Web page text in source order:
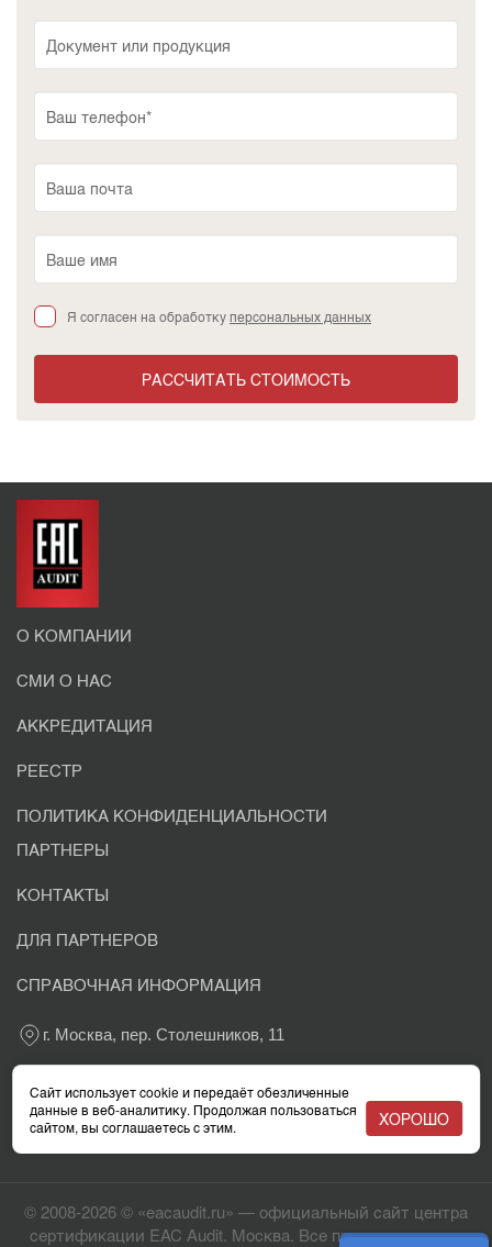
Я согласен на обработкуперсональных данных
РАССЧИТАТЬ СТОИМОСТЬ
О КОМПАНИИ
СМИ О НАС
АККРЕДИТАЦИЯ
РЕЕСТР
ПОЛИТИКА КОНФИДЕНЦИАЛЬНОСТИ
ПАРТНЕРЫ
КОНТАКТЫ
ДЛЯ ПАРТНЕРОВ
СПРАВОЧНАЯ ИНФОРМАЦИЯ
г. Москва, пер. Столешников, 11
info@eacaudit.ru
© 2008-2026 © «eacaudit.ru» — официальный сайт центра
сертификации EAC Audit. Москва. Все права защищены
Сайт использует cookie и передаёт обезличенные
данные в веб-аналитику. Продолжая пользоваться
сайтом, вы соглашаетесь с этим.
ХОРОШО